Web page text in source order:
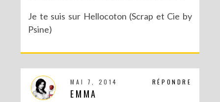
Je te suis sur Hellocoton (Scrap et Cie by
Psine)
RÉPONDRE
MAI 7, 2014
EMMA